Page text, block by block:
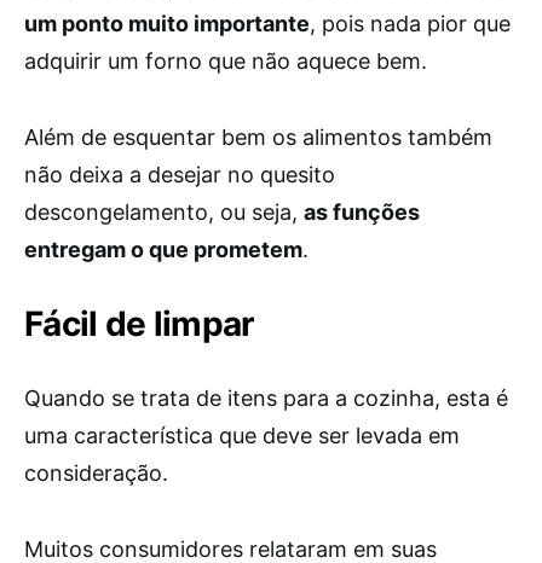
um ponto muito importante, pois nada pior que
adquirir um forno que não aquece bem.
Além de esquentar bem os alimentos também
não deixa a desejar no quesito
descongelamento, ou seja, as funções
entregam o que prometem.
Fácil de limpar
Quando se trata de itens para a cozinha, esta é
uma característica que deve ser levada em
consideração.
Muitos consumidores relataram em suas